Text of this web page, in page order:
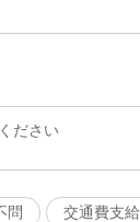
ださい
問 交通費支給